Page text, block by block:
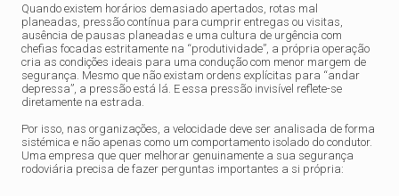
Quando existem horários demasiado apertados, rotas mal
planeadas, pressão contínua para cumprir entregas ou visitas,
ausência de pausas planeadas e uma cultura de urgência com
chefias focadas estritamente na “produtividade”, a própria operação
cria as condições ideais para uma condução com menor margem de
segurança. Mesmo que não existam ordens explícitas para “andar
depressa”, a pressão está lá. E essa pressão invisível reflete-se
diretamente na estrada.
Por isso, nas organizações, a velocidade deve ser analisada de forma
sistémica e não apenas como um comportamento isolado do condutor.
Uma empresa que quer melhorar genuinamente a sua segurança
rodoviária precisa de fazer perguntas importantes a si própria: